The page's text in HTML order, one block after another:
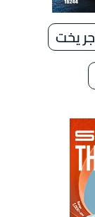
جر يخت